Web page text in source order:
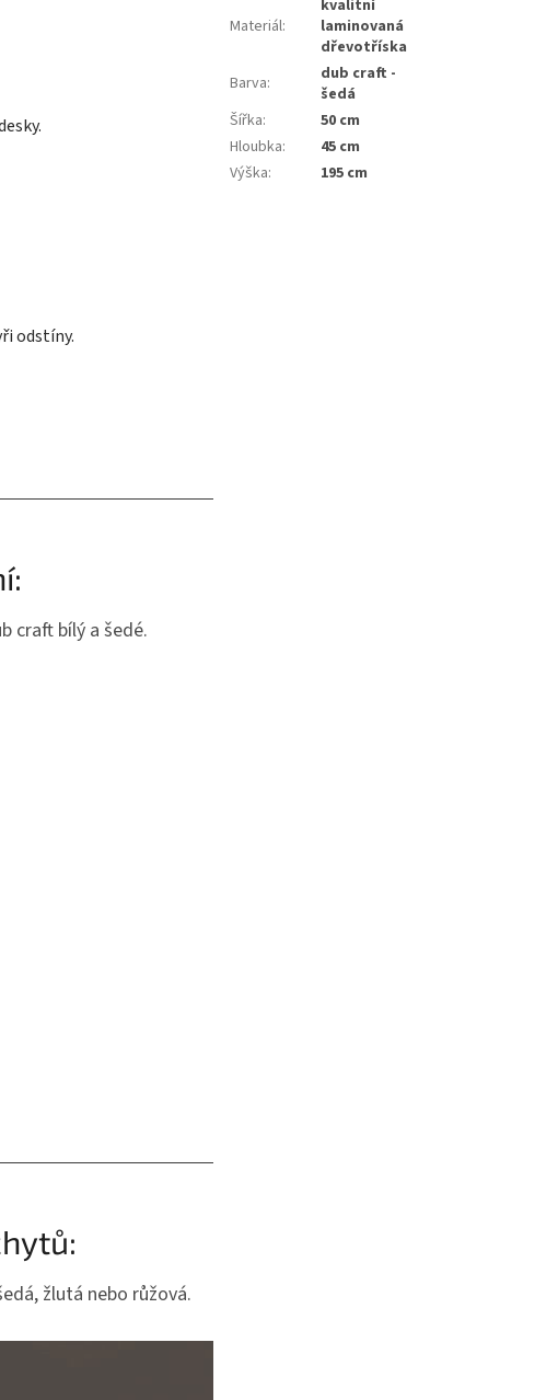
odstíny.
craft bílý a šedé.
žlutá nebo růžová.
Materiál:
kvalitní
laminovaná
dřevotříska
Barva:
dub craft -
šedá
Šířka:
50 cm
Hloubka:
45 cm
Výška: 195 cm